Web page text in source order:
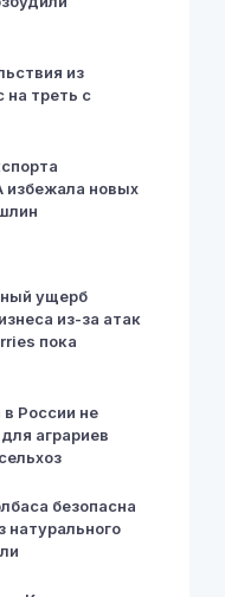
из
на треть с
избежала новых
ущерб
из-за атак
пока
России не
аграриев
безопасна
натурального